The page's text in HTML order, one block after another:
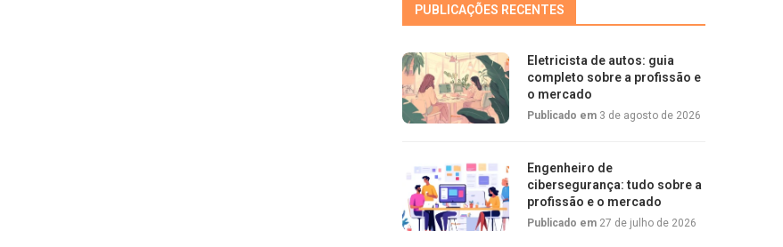
PUBLICAÇÕES RECENTES
Eletricista de autos: guia
completo sobre a profissão e
o mercado
Publicado em 3 de agosto de 2026
Engenheiro de
cibersegurança: tudo sobre a
profissão e o mercado
Publicado em 27 de julho de 2026